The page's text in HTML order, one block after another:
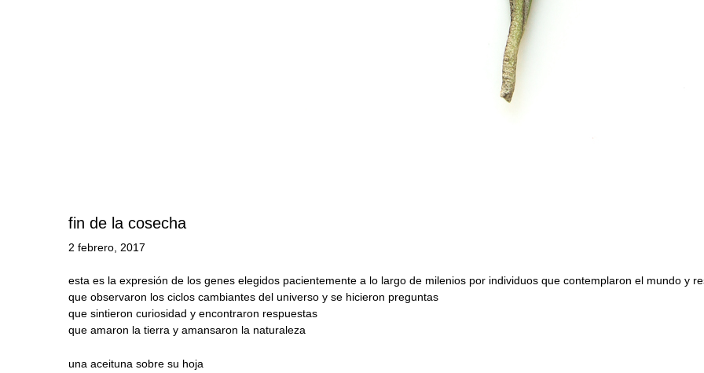
fin de la cosecha
2 febrero, 2017
esta es la expresión de los genes elegidos pacientemente a lo largo de milenios por individuos que contemplaron el mundo y
que observaron los ciclos cambiantes del universo y se hicieron preguntas
que sintieron curiosidad y encontraron respuestas
que amaron la tierra y amansaron la naturaleza
una aceituna sobre su hoja